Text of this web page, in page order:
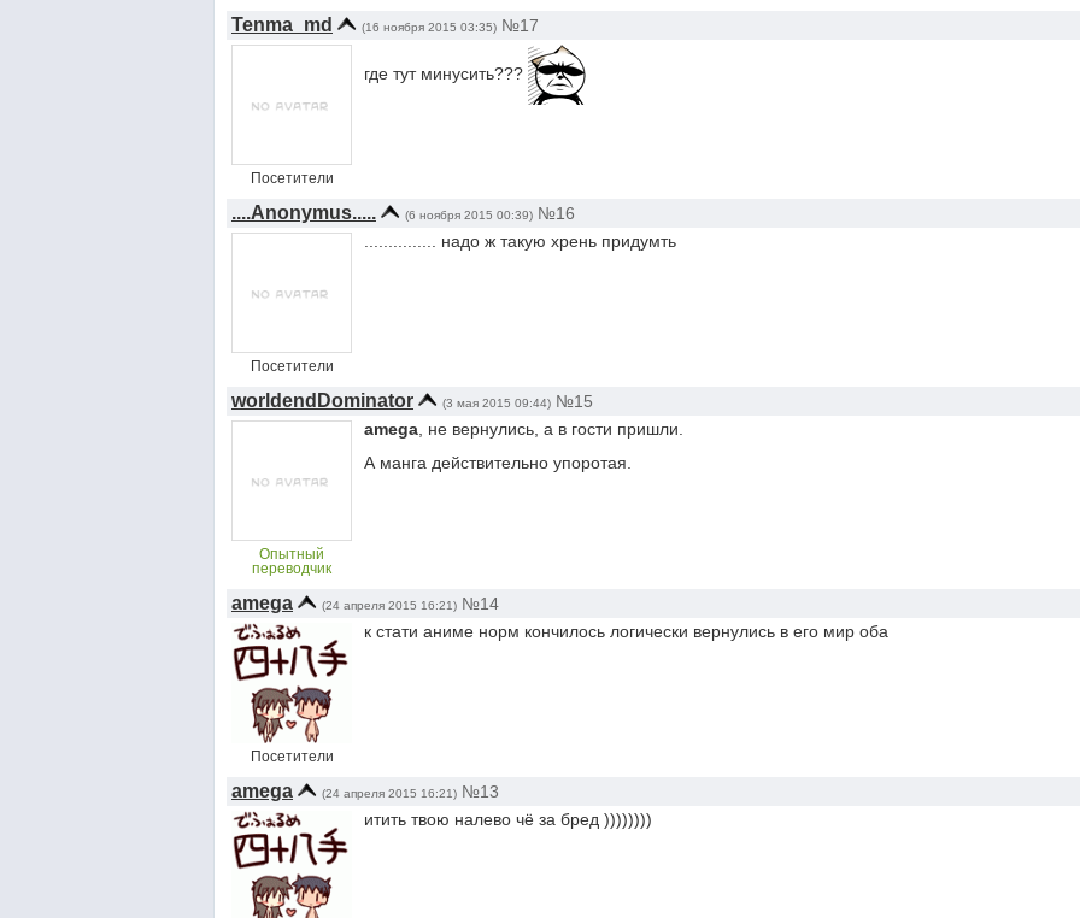
Tenma_md (16 ноября 2015 03:35) №17
Посетители
где тут минусить???
....Anonymus..... (6 ноября 2015 00:39) №16
Посетители
............... надо ж такую хрень придумть
worldendDominator (3 мая 2015 09:44) №15
Опытный
переводчик
amega , не вернулись, а в гости пришли.
А манга действительно упоротая.
amega (24 апреля 2015 16:21) №14
Посетители
к стати аниме норм кончилось логически вернулись в его мир оба
amega (24 апреля 2015 16:21) №13
итить твою налево чё за бред ))))))))